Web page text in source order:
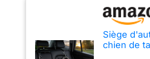
Siège
chien de